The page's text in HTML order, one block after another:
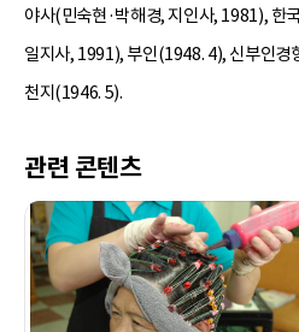
야사(민숙현·박해경, 지인사, 1981), 한
일지사, 1991), 부인(1948. 4), 신부인
천지(1946. 5).
관련 콘텐츠